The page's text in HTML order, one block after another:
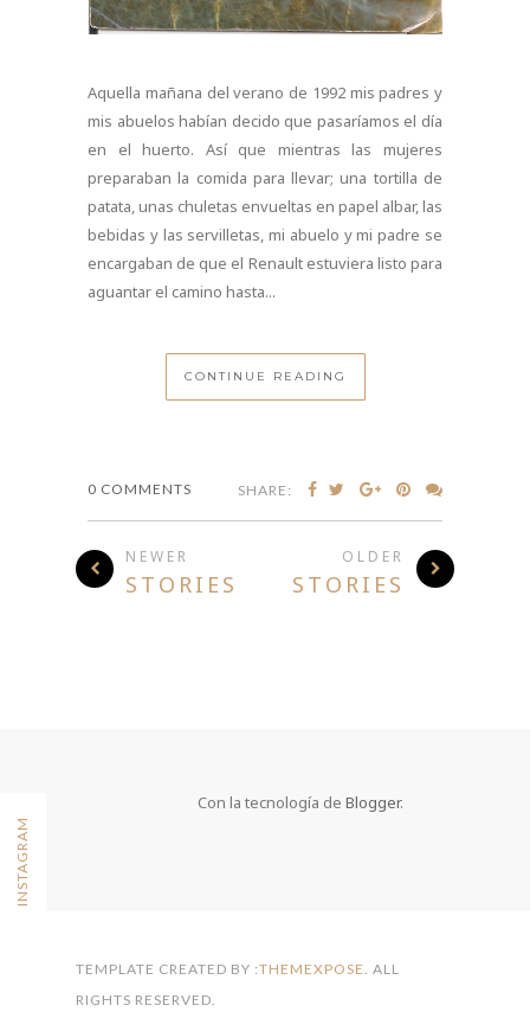
Aquella mañana del verano de 1992 mis padres y
mis abuelos habían decido que pasaríamos el día
en el huerto. Así que mientras las mujeres
preparaban la comida para llevar; una tortilla de
patata, unas chuletas envueltas en papel albar, las
bebidas y las servilletas, mi abuelo y mi padre se
encargaban de que el Renault estuviera listo para
aguantar el camino hasta...
CONTINUE READING
0 COMMENTS SHARE:
NEWER
STORIES
OLDER
STORIES
Con la tecnología de Blogger.
FOLLOW ON INSTAGRAM TEMPLATE CREATED BY :THEMEXPOSE . ALL
RIGHTS RESERVED.